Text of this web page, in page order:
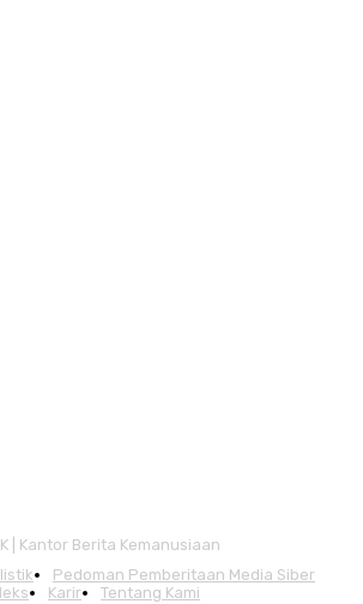
| Kantor Berita Kemanusiaan
Pedoman Pemberitaan Media Siber
Karir Tentang Kami